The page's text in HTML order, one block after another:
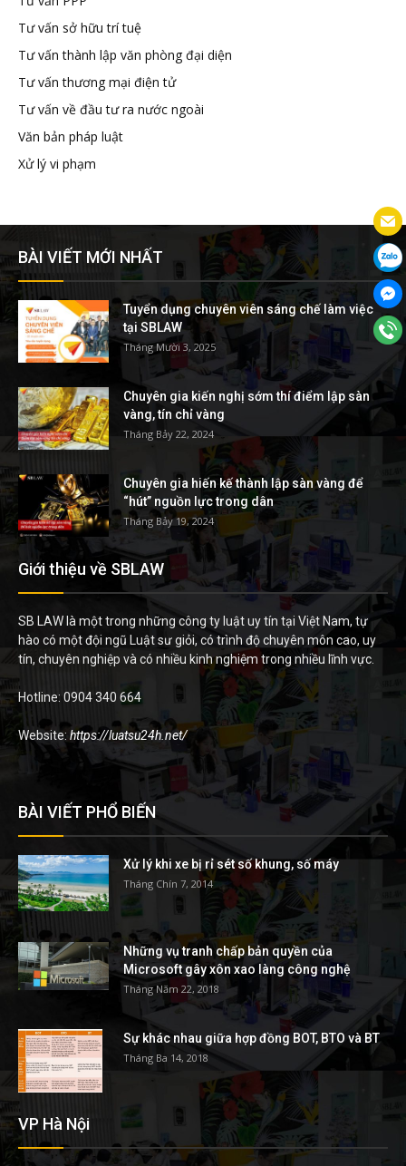
Tư vấn sở hữu trí tuệ
Tư vấn thành lập văn phòng đại diện
Tư vấn thương mại điện tử
Tư vấn về đầu tư ra nước ngoài
Văn bản pháp luật
Xử lý vi phạm
BÀI VIẾT MỚI NHẤT
Tuyển dụng chuyên viên sáng chế làm việc
tại SBLAW
Tháng Mười 3, 2025
Chuyên gia kiến nghị sớm thí điểm lập sàn
vàng, tín chỉ vàng
Tháng Bảy 22, 2024
Chuyên gia hiến kế thành lập sàn vàng để
“hút” nguồn lực trong dân
Tháng Bảy 19, 2024
Giới thiệu về SBLAW
SB LAW là một trong những công ty luật uy tín tại Việt Nam, tự
hào có một đội ngũ Luật sư giỏi, có trình độ chuyên môn cao, uy
tín, chuyên nghiệp và có nhiều kinh nghiệm trong nhiều lĩnh vực.
Hotline: 0904 340 664
Website: https://luatsu24h.net/
BÀI VIẾT PHỔ BIẾN
Xử lý khi xe bị rỉ sét số khung, số máy
Tháng Chín 7, 2014
Những vụ tranh chấp bản quyền của
Microsoft gây xôn xao làng công nghệ
Tháng Năm 22, 2018
Sự khác nhau giữa hợp đồng BOT, BTO và BT
Tháng Ba 14, 2018
VP Hà Nội